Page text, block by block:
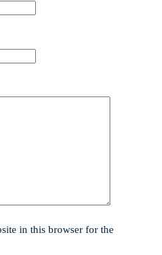
in this browser for the